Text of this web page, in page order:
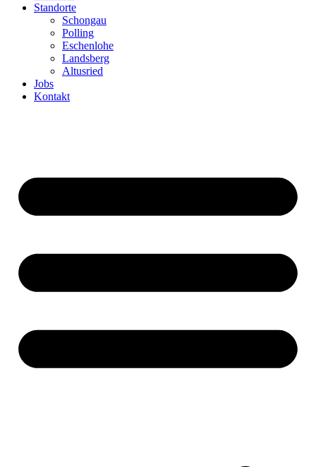
Standorte
Schongau
Polling
Eschenlohe
Landsberg
Altusried
Jobs
Kontakt